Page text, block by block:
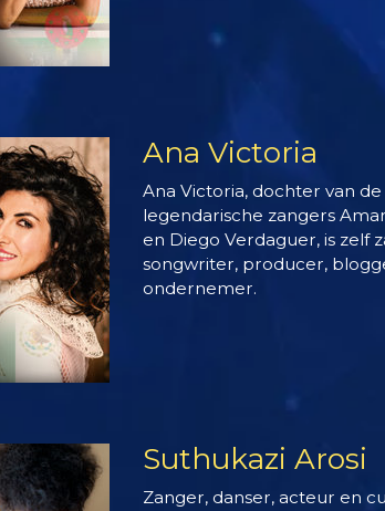
Ana Victoria
Ana Victoria, dochter van de
legendarische zangers
en Diego Verdaguer, is zelf
songwriter, producer,
ondernemer.
Suthukazi Arosi
Zanger, danser, acteur en